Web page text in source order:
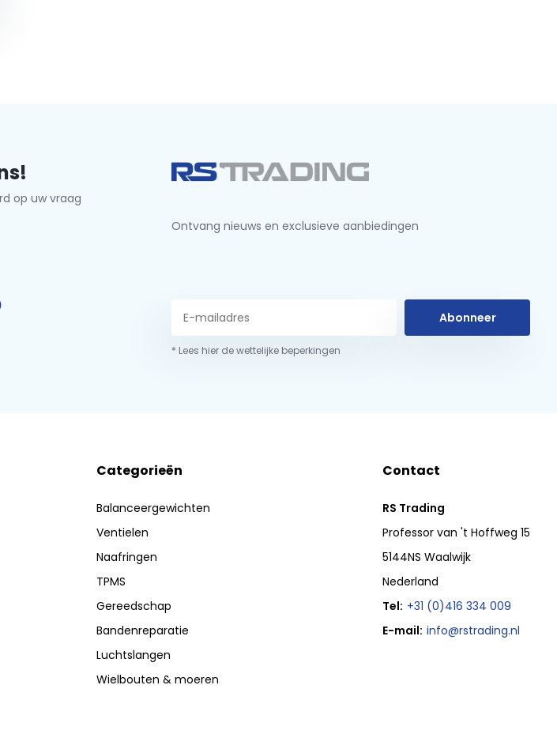
op uw vraag
Ontvang nieuws en exclusieve aanbiedingen
Abonneer
* Lees hier de wettelijke beperkingen
Categorieën
Balanceergewichten
Ventielen
Naafringen
TPMS
Gereedschap
Bandenreparatie
Luchtslangen
Wielbouten & moeren
Contact
RS Trading
Professor van 't Hoffweg 15
5144NS Waalwijk
Nederland
Tel: +31 (0)416 334 009
E-mail: info@rstrading.nl